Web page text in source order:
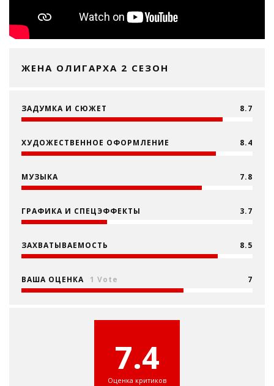
ЖЕНА ОЛИГАРХА 2 СЕЗОН
ЗАДУМКА И СЮЖЕТ 8.7
ХУДОЖЕСТВЕННОЕ ОФОРМЛЕНИЕ 8.4
МУЗЫКА 7.8
ГРАФИКА И СПЕЦЭФФЕКТЫ 3.7
ЗАХВАТЫВАЕМОСТЬ 8.5
ВАША ОЦЕНКА 1 Vote 7
7.4
Оценка критиков